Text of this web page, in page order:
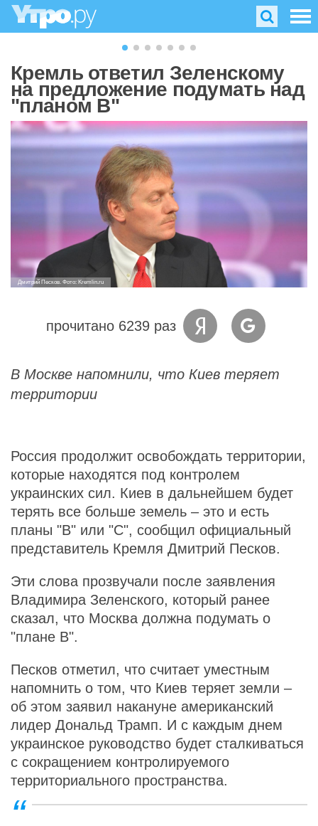
Кремль ответил Зеленскому
на предложение подумать над
"планом В"
Дмитрий Песков. Фото: Kremlin.ru
прочитано 6239 раз
В Москве напомнили, что Киев теряет
территории
Россия продолжит освобождать территории,
которые находятся под контролем
украинских сил. Киев в дальнейшем будет
терять все больше земель – это и есть
планы "В" или "С", сообщил официальный
представитель Кремля Дмитрий Песков.
Эти слова прозвучали после заявления
Владимира Зеленского, который ранее
сказал, что Москва должна подумать о
"плане В".
Песков отметил, что считает уместным
напомнить о том, что Киев теряет земли –
об этом заявил накануне американский
лидер Дональд Трамп. И с каждым днем
украинское руководство будет сталкиваться
с сокращением контролируемого
территориального пространства.